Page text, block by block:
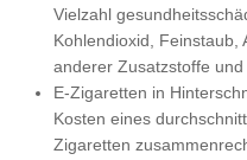
Vielzahl
Kohlendioxid, Feinstaub,
anderer Zusatzstoffe
E-Zigaretten in
Kosten eines
Zigaretten